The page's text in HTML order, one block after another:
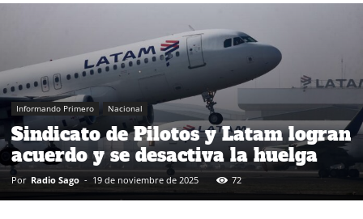
Informando Primero Nacional
Sindicato de Pilotos y Latam logran
acuerdo y se desactiva la huelga
Por Radio Sago - 19 de noviembre de 2025 72